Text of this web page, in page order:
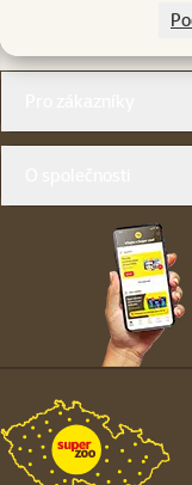
Online chat
WhatsApp